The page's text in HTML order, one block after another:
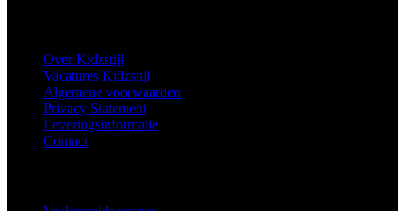
Over Kidzstijl
Vacatures Kidzstijl
Algemene voorwaarden
Privacy Statement
Leveringsinformatie
Contact